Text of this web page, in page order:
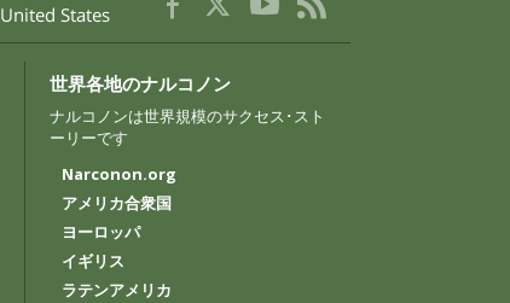
United States
世界各地のナルコノン
ナルコノンは世界規模のサクセス･スト
ーリーです
Narconon.org
アメリカ合衆国
ヨーロッパ
イギリス
ラテンアメリカ